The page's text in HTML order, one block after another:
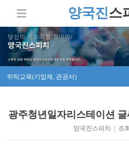
양국진스
위탁교육(기업체, 관공서)
광주청년일자리스테이션 글
양국진스피치 | 조